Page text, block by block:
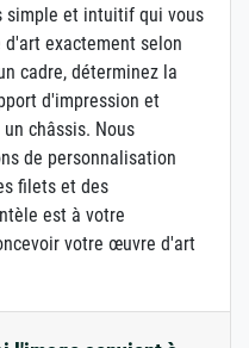
simple et intuitif qui vous
exactement selon
cadre, déterminez la
d'impression et
châssis. Nous
de personnalisation
filets et des
est à votre
votre œuvre d'art